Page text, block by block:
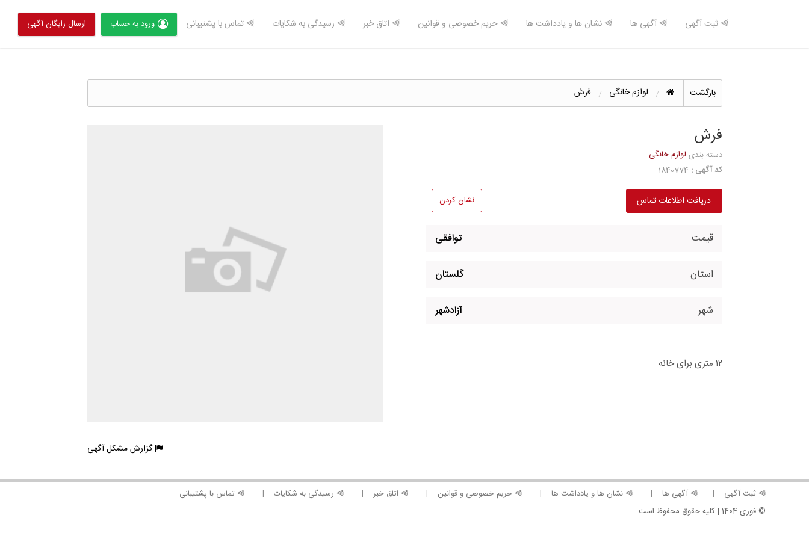
⫸ ثبت آگهی ⫸ آگهی ها ⫸ نشان ها و یادداشت ها ⫸ حریم خصوصی و قوانین ⫸ اتاق خبر ⫸ رسیدگی به شکایات ⫸ تماس با پشتیبانی ورود به حساب ارسال رایگان آگهی
بازگشت لوازم خانگی فرش
فرش
دسته بندی لوازم خانگی
کد آگهی :
دریافت اطلاعات تماس نشان کردن
قیمت توافقی
استان گلستان
شهر آزادشهر
۱۲ متری برای خانه
گزارش مشکل آگهی
⫸ ثبت آگهی ⫸ آگهی ها ⫸ نشان ها و یادداشت ها ⫸ حریم خصوصی و قوانین ⫸ اتاق خبر ⫸ رسیدگی به شکایات
⫸ تماس با پشتیبانی
© فوری 1404 | کلیه حقوق محفوظ است